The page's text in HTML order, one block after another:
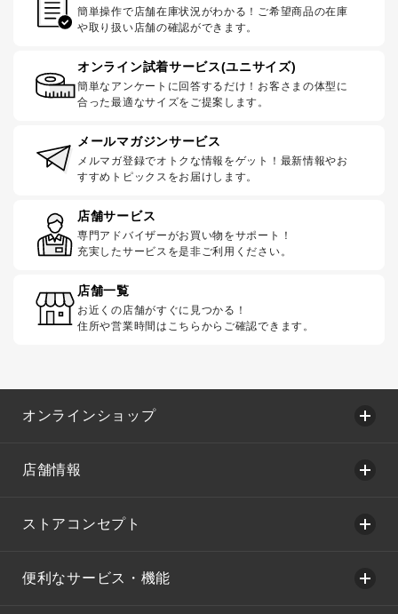
簡単操作で店舗在庫状況がわかる！ご希望商品の在庫
や取り扱い店舗の確認ができます。
オンライン試着サービス(ユニサイズ)
簡単なアンケートに回答するだけ！お客さまの体型に
合った最適なサイズをご提案します。
メールマガジンサービス
メルマガ登録でオトクな情報をゲット！最新情報やお
すすめトピックスをお届けします。
店舗サービス
専門アドバイザーがお買い物をサポート！
充実したサービスを是非ご利用ください。
店舗一覧
お近くの店舗がすぐに見つかる！
住所や営業時間はこちらからご確認できます。
オンラインショップ
店舗情報
ストアコンセプト
便利なサービス・機能